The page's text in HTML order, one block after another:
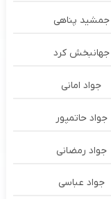
جمشید پناهی
جهانبخش کرد
جواد امانی
جواد حاتمپور
جواد رمضانی
جواد عباسی